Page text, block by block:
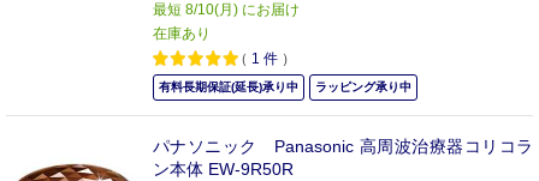
最短 8/10(月) にお届け
在庫あり
（ 1 件 ）
有料長期保証(延長)承り中 ラッピング承り中
パナソニック Panasonic 高周波治療器コリコラ
ン本体 EW-9R50R